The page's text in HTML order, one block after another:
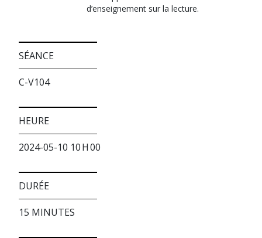
d’enseignement sur la lecture.
SÉANCE
C-V104
HEURE
2024-05-10 10 H 00
DURÉE
15 MINUTES